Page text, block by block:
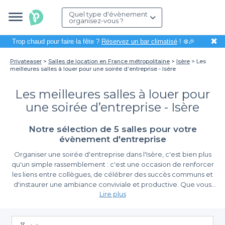
Quel type d'évènement
organisez-vous ?
Trop chaud pour faire la fête ? Réservez un bar climatisé! ❄️🎉 ✖
Privateaser Salles de location en France métropolitaine Isère
Les
meilleures salles à louer pour une soirée d’entreprise - Isère
Les meilleures salles à louer pour
une soirée d’entreprise - Isère
Notre sélection de 5 salles pour votre
évènement d'entreprise
Organiser une soirée d'entreprise dans l'Isère, c'est bien plus
qu'un simple rassemblement : c'est une occasion de renforcer
les liens entre collègues, de célébrer des succès communs et
d'instaurer une ambiance conviviale et productive. Que vous
souhaitiez organiser un séminaire, une fête annuelle ou encore
succès de votre événement.
Une diversité d'espaces adaptés à vos besoins
Lire plus